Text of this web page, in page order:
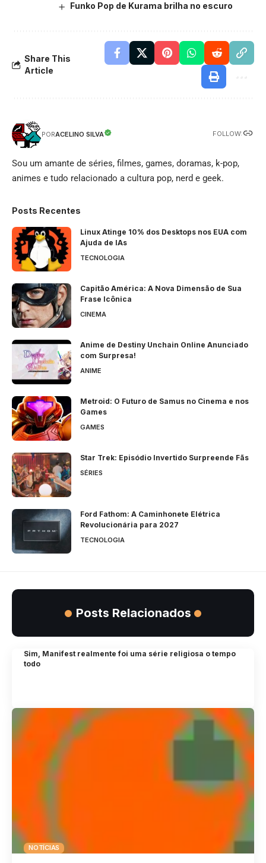
Funko Pop de Kurama brilha no escuro
Share This
Article
PORACELINO SILVA FOLLOW:
Sou um amante de séries, filmes, games, doramas, k-pop,
animes e tudo relacionado a cultura pop, nerd e geek.
Posts Recentes
Linux Atinge 10% dos Desktops nos EUA com
Ajuda de IAs
TECNOLOGIA
Capitão América: A Nova Dimensão de Sua
Frase Icônica
CINEMA
Anime de Destiny Unchain Online Anunciado
com Surpresa!
ANIME
Metroid: O Futuro de Samus no Cinema e nos
Games
GAMES
Star Trek: Episódio Invertido Surpreende Fãs
SÉRIES
Ford Fathom: A Caminhonete Elétrica
Revolucionária para 2027
TECNOLOGIA
Posts Relacionados
Sim, Manifest realmente foi uma série religiosa o tempo
todo
NOTÍCIAS